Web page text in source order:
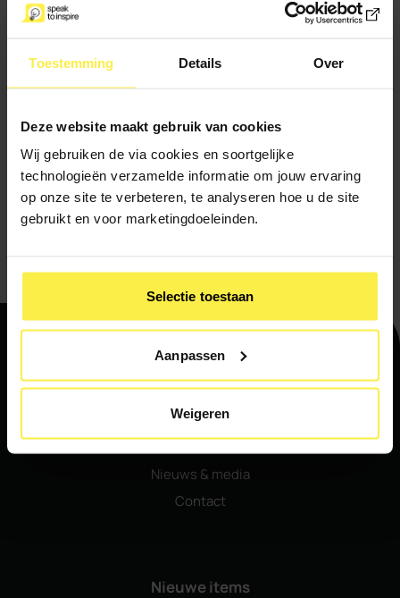
Toestemming Details Over
Deze website maakt gebruik van cookies
Wij gebruiken de via cookies en soortgelijke
technologieën verzamelde informatie om jouw ervaring
op onze site te verbeteren, te analyseren hoe u de site
gebruikt en voor marketingdoeleinden.
Selectie toestaan
Aanpassen
Weigeren
kwijt?
Ik meld me aan voor de nieuwsbrief
Navigatie
Home
Nieuws & media
Contact
Nieuwe items